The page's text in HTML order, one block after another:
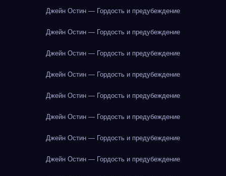
Джейн Остин — Гордость и предубеждение
Джейн Остин — Гордость и предубеждение
Джейн Остин — Гордость и предубеждение
Джейн Остин — Гордость и предубеждение
Джейн Остин — Гордость и предубеждение
Джейн Остин — Гордость и предубеждение
Джейн Остин — Гордость и предубеждение
Джейн Остин — Гордость и предубеждение